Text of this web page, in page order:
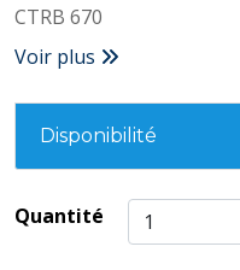
CTRB 670
Voir plus
Disponibilité
Quantité